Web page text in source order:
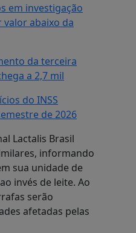
em investigação
abaixo da
da terceira
a 2,7 mil
do INSS
de 2026
Lactalis Brasil
informando
sua unidade de
invés de leite. Ao
serão
afetadas pelas